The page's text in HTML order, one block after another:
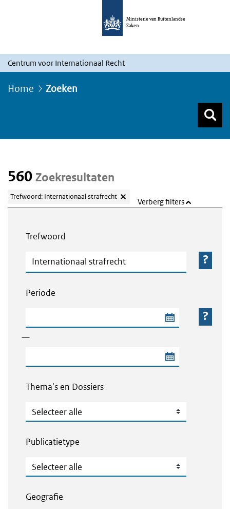
Ministerie van Buitenlandse
Zaken
Centrum voor Internationaal Recht
Home Zoeken
560 Zoekresultaten
Trefwoord: Internationaal strafrecht
Verberg filters
Trefwoord
Trefwoord
Periode
—
Thema's en Dossiers
Thema's en Dossiers
Publicatietype
Publicatietype
Geografie